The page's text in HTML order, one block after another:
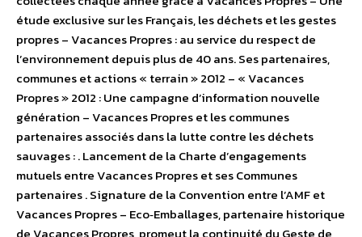
étude exclusive sur les Français, les déchets et les gestes
propres – Vacances Propres : au service du respect de
l’environnement depuis plus de 40 ans. Ses partenaires,
communes et actions « terrain » 2012 – « Vacances
Propres » 2012 : Une campagne d’information nouvelle
génération – Vacances Propres et les communes
partenaires associés dans la lutte contre les déchets
sauvages : . Lancement de la Charte d’engagements
mutuels entre Vacances Propres et ses Communes
partenaires . Signature de la Convention entre l’AMF et
Vacances Propres – Eco‐Emballages, partenaire historique